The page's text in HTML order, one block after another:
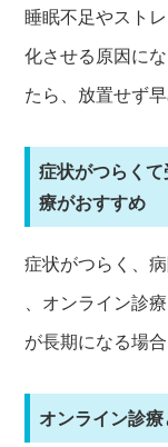
睡眠不足やスト
化させる原因に
たら、放置せず
症状がつらく
療がおすすめ
症状がつらく、
、オンライン診
が長期になる場
オンライン診